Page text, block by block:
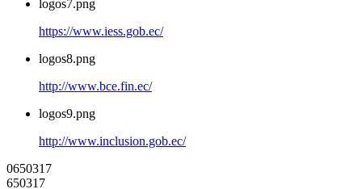
logos7.png
https://www.iess.gob.ec/
logos8.png
http://www.bce.fin.ec/
logos9.png
http://www.inclusion.gob.ec/
065031 7
650317